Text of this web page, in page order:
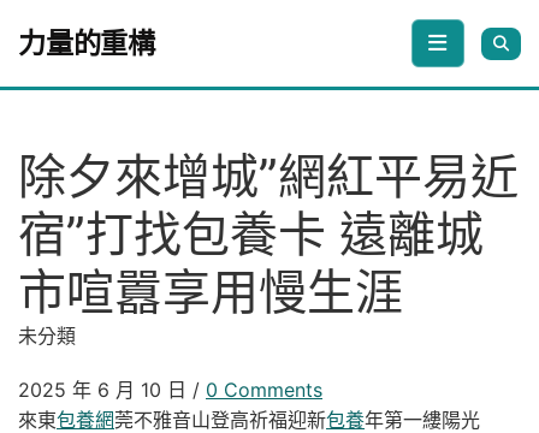
力量的重構
除夕來增城”網紅平易近
宿”打找包養卡 遠離城
市喧囂享用慢生涯
未分類
2025 年 6 月 10 日 / 0 Comments
來東包養網莞不雅音山登高祈福迎新包養年第一縷陽光